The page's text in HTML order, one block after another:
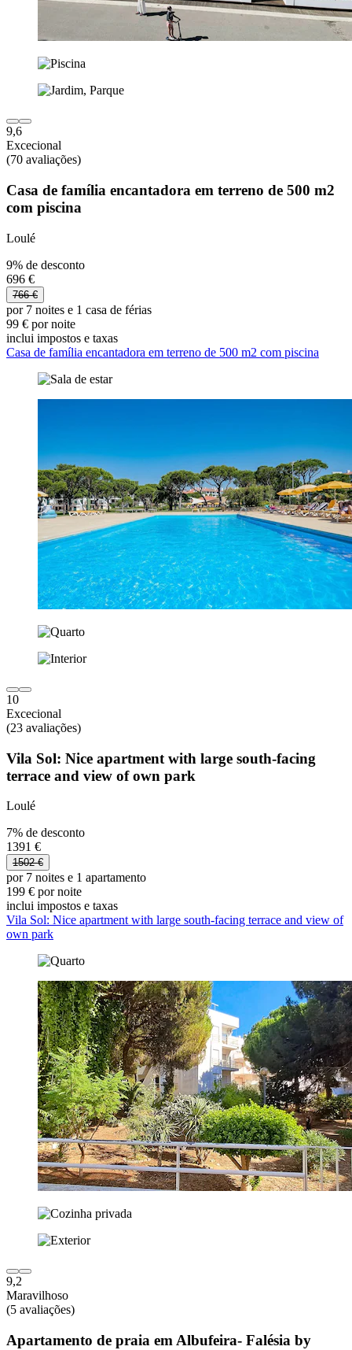
9,6
Excecional
(70 avaliações)
Casa de família encantadora em terreno de 500 m2
com piscina
Loulé
9% de desconto
696 €
766 €
por 7 noites e 1 casa de férias
99 € por noite
inclui impostos e taxas
Casa de família encantadora em terreno de 500 m2 com piscina
10
Excecional
(23 avaliações)
Vila Sol: Nice apartment with large south-facing
terrace and view of own park
Loulé
7% de desconto
1391 €
1502 €
por 7 noites e 1 apartamento
199 € por noite
inclui impostos e taxas
Vila Sol: Nice apartment with large south-facing terrace and view of
own park
9,2
Maravilhoso
(5 avaliações)
Apartamento de praia em Albufeira- Falésia by